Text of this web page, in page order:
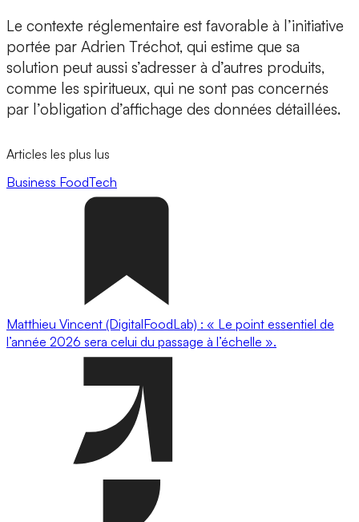
Le contexte réglementaire est favorable à l’initiative
portée par Adrien Tréchot, qui estime que sa
solution peut aussi s’adresser à d’autres produits,
comme les spiritueux, qui ne sont pas concernés
par l’obligation d’affichage des données détaillées.
Articles les plus lus
Business FoodTech
Matthieu Vincent (DigitalFoodLab) : « Le point essentiel de
l’année 2026 sera celui du passage à l’échelle ».